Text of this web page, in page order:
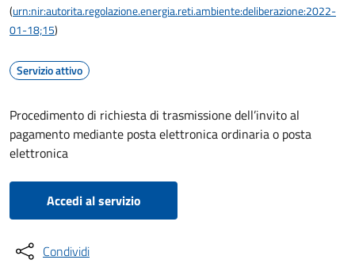
(urn:nir:autorita.regolazione.energia.reti.ambiente:deliberazione:2022-
01-18;15)
Servizio attivo
Procedimento di richiesta di trasmissione dell’invito al
pagamento mediante posta elettronica ordinaria o posta
elettronica
Accedi al servizio
Condividi